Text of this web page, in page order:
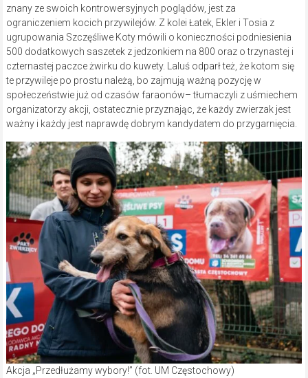
znany ze swoich kontrowersyjnych poglądów, jest za
ograniczeniem kocich przywilejów. Z kolei Łatek, Ekler i Tosia z
ugrupowania Szczęśliwe Koty mówili o konieczności podniesienia
500 dodatkowych saszetek z jedzonkiem na 800 oraz o trzynastej i
czternastej paczce żwirku do kuwety. Laluś odparł też, że kotom się
te przywileje po prostu należą, bo zajmują ważną pozycję w
społeczeństwie już od czasów faraonów– tłumaczyli z uśmiechem
organizatorzy akcji, ostatecznie przyznając, że każdy zwierzak jest
ważny i każdy jest naprawdę dobrym kandydatem do przygarnięcia.
Akcja „Przedłużamy wybory!” (fot. UM Częstochowy)